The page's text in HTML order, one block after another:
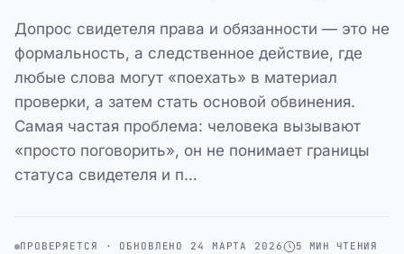
Допрос свидетеля права и обязанности — это не
формальность, а следственное действие, где
любые слова могут «поехать» в материал
проверки, а затем стать основой обвинения.
Самая частая проблема: человека вызывают
«просто поговорить», он не понимает границы
статуса свидетеля и п…
ПРОВЕРЯЕТСЯ · ОБНОВЛЕНО 24 МАРТА 2026
5 МИН ЧТЕНИЯ